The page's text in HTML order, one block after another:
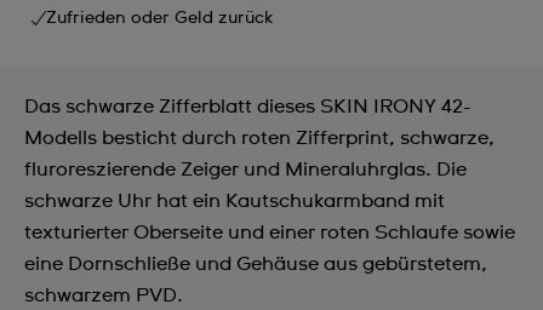
Zufrieden oder Geld zurück
Das schwarze Zifferblatt dieses SKIN IRONY 42-
Modells besticht durch roten Zifferprint, schwarze,
fluroreszierende Zeiger und Mineraluhrglas. Die
schwarze Uhr hat ein Kautschukarmband mit
texturierter Oberseite und einer roten Schlaufe sowie
eine Dornschließe und Gehäuse aus gebürstetem,
schwarzem PVD.